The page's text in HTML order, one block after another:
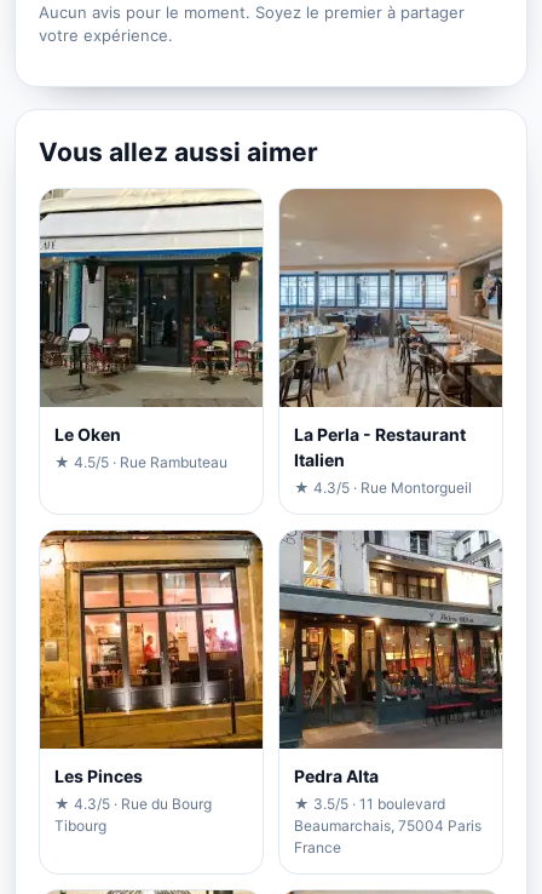
Aucun avis pour le moment. Soyez le premier à partager
votre expérience.
Vous allez aussi aimer
Le Oken
★ 4.5/5 · Rue Rambuteau
La Perla - Restaurant
Italien
★ 4.3/5 · Rue Montorgueil
Les Pinces
★ 4.3/5 · Rue du Bourg
Tibourg
Pedra Alta
★ 3.5/5 · 11 boulevard
Beaumarchais, 75004 Paris
France